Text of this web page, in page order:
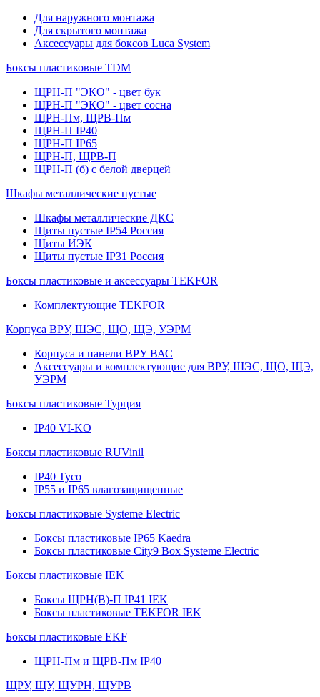
Для наружного монтажа
Для скрытого монтажа
Аксессуары для боксов Luca System
Боксы пластиковые TDM
ЩРН-П "ЭКО" - цвет бук
ЩРН-П "ЭКО" - цвет сосна
ЩРН-Пм, ЩРВ-Пм
ЩРН-П IP40
ЩРН-П IP65
ЩРН-П, ЩРВ-П
ЩРН-П (б) с белой дверцей
Шкафы металлические пустые
Шкафы металлические ДКС
Щиты пустые IP54 Россия
Щиты ИЭК
Щиты пустые IP31 Россия
Боксы пластиковые и аксессуары TEKFOR
Комплектующие TEKFOR
Корпуса ВРУ, ШЭС, ЩО, ЩЭ, УЭРМ
Корпуса и панели ВРУ ВАС
Аксессуары и комплектующие для ВРУ, ШЭС, ЩО, ЩЭ,
УЭРМ
Боксы пластиковые Турция
IP40 VI-KO
Боксы пластиковые RUVinil
IP40 Тусо
IP55 и IP65 влагозащищенные
Боксы пластиковые Systeme Electric
Боксы пластиковые IP65 Kaedra
Боксы пластиковые City9 Box Systeme Electric
Боксы пластиковые IEK
Боксы ЩРН(В)-П IP41 IEK
Боксы пластиковые TEKFOR IEK
Боксы пластиковые EKF
ЩРН-Пм и ЩРВ-Пм IP40
ЩРУ, ЩУ, ЩУРН, ЩУРВ